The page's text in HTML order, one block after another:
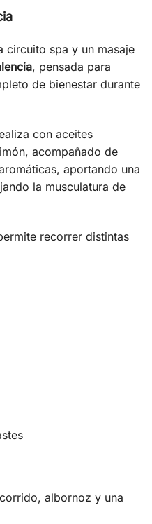
circuito spa y un masaje
, pensada para
de bienestar durante
con aceites
acompañado de
aportando una
la musculatura de
recorrer distintas
albornoz y una